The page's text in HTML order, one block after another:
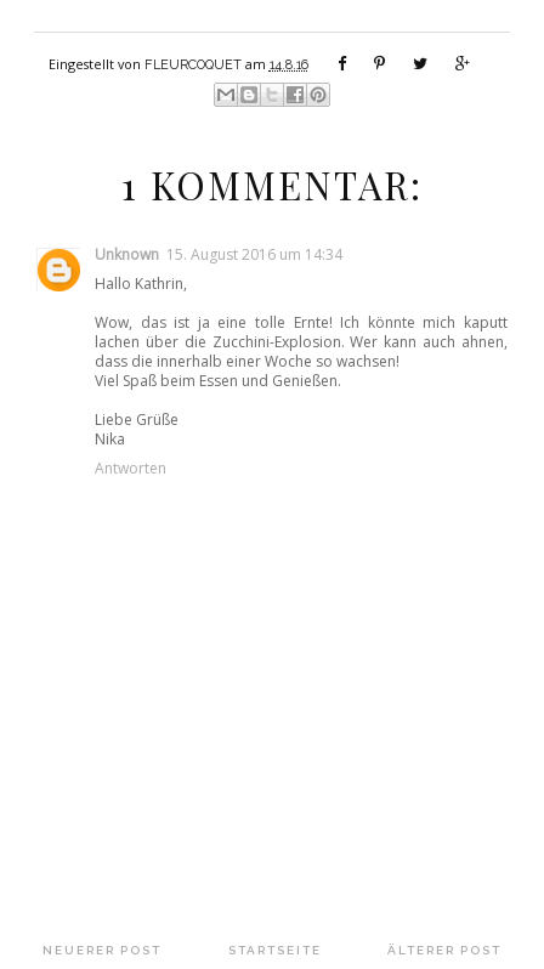
Eingestellt von FLEURCOQUET am 14.8.16
1 KOMMENTAR:
Unknown 15. August 2016 um 14:34
Hallo Kathrin,
Wow, das ist ja eine tolle Ernte! Ich könnte mich kaputt
lachen über die Zucchini-Explosion. Wer kann auch ahnen,
dass die innerhalb einer Woche so wachsen!
Viel Spaß beim Essen und Genießen.
Liebe Grüße
Nika
Antworten
NEUERER POST ÄLTERER POST
STARTSEITE